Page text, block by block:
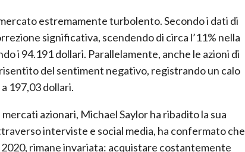
estremamente turbolento. Secondo i dati di
significativa, scendendo di circa l’11% nella
i 94.191 dollari. Parallelamente, anche le azioni di
del sentiment negativo, registrando un calo
197,03 dollari.
azionari, Michael Saylor ha ribadito la sua
interviste e social media, ha confermato che
2020, rimane invariata: acquistare costantemente